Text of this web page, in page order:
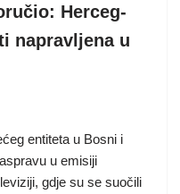
Herceg-
napravljena u
entiteta u Bosni i
u emisiji
gdje su se suočili